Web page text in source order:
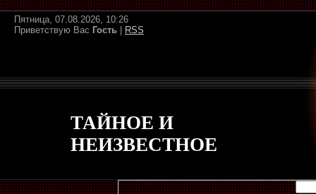
Пятница, 07.08.2026, 10:26
Приветствую Вас Гость RSS
ТАЙНОЕ И
НЕИЗВЕСТНОЕ